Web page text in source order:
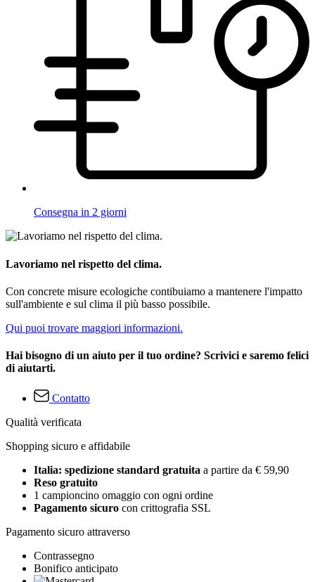
Consegna in 2 giorni
Lavoriamo nel rispetto del clima.
Con concrete misure ecologiche contibuiamo a mantenere l'impatto
sull'ambiente e sul clima il più basso possibile.
Qui puoi trovare maggiori informazioni.
Hai bisogno di un aiuto per il tuo ordine? Scrivici e saremo felici
di aiutarti.
Contatto
Qualità verificata
Shopping sicuro e affidabile
Italia: spedizione standard gratuita a partire da € 59,90
Reso gratuito
1 campioncino omaggio con ogni ordine
Pagamento sicuro con crittografia SSL
Pagamento sicuro attraverso
Contrassegno
Bonifico anticipato